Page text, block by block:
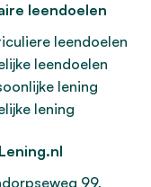
leendoelen
leendoelen
leendoelen
lening
lening
99,